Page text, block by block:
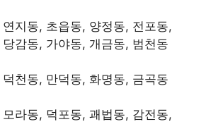
연지동, 초읍동, 양정동, 전포동,
감동, 가야동, 개금동, 범천동
천동, 만덕동, 화명동, 금곡동
모라동, 덕포동, 괘법동, 감전동,